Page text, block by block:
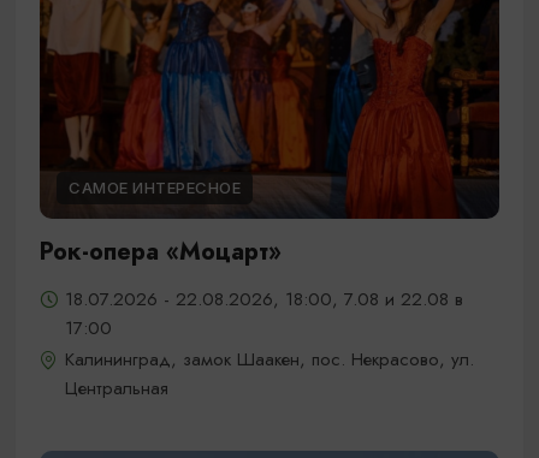
САМОЕ ИНТЕРЕСНОЕ
Рок-опера «Моцарт»
18.07.2026 - 22.08.2026, 18:00, 7.08 и 22.08 в
17:00
Калининград, замок Шаакен, пос. Некрасово, ул.
Центральная